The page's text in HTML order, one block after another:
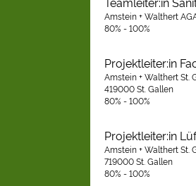
Amstein + Walthert
80% - 100%
Projektleiter:in
Amstein + Walthert St.
419000 St. Gallen
80% - 100%
Projektleiter:in
Amstein + Walthert St.
719000 St. Gallen
80% - 100%